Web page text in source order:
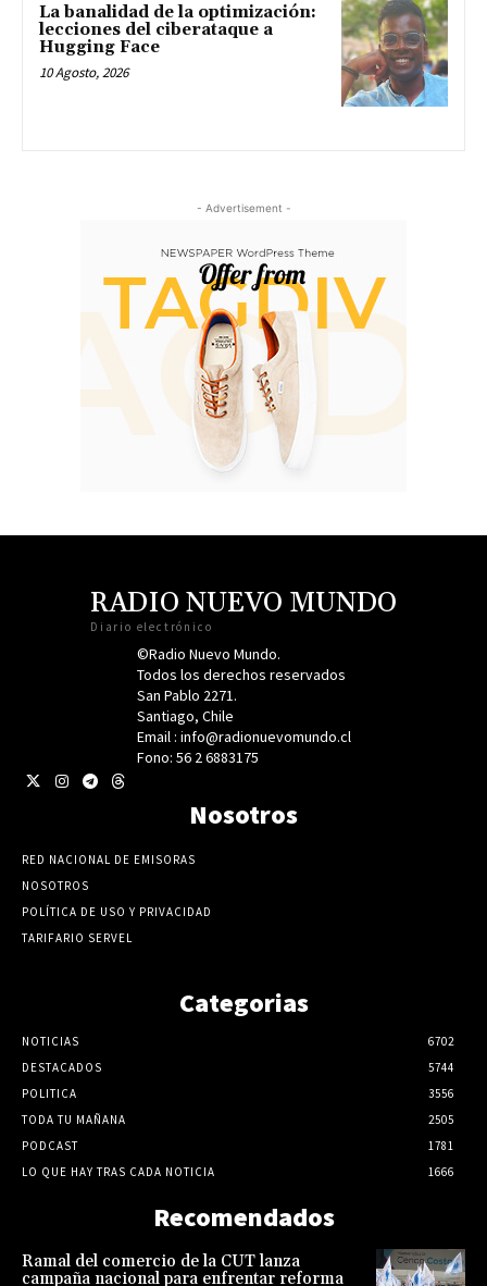
La banalidad de la optimización:
lecciones del ciberataque a
Hugging Face
10 Agosto, 2026
- Advertisement -
RADIO NUEVO MUNDO
Diario electrónico
©Radio Nuevo Mundo.
Todos los derechos reservados
San Pablo 2271.
Santiago, Chile
Email : info@radionuevomundo.cl
Fono: 56 2 6883175
Nosotros
RED NACIONAL DE EMISORAS
NOSOTROS
POLÍTICA DE USO Y PRIVACIDAD
TARIFARIO SERVEL
Categorias
NOTICIAS
6702
DESTACADOS
5744
POLITICA
3556
TODA TU MAÑANA
2505
PODCAST
1781
LO QUE HAY TRAS CADA NOTICIA
1666
Recomendados
Ramal del comercio de la CUT lanza
campaña nacional para enfrentar reforma